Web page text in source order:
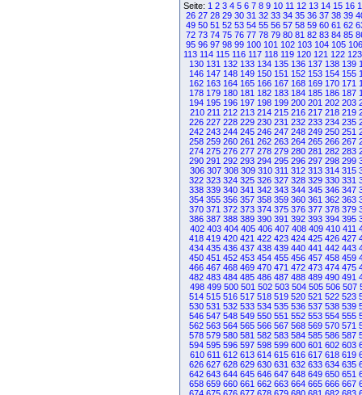
Seite: 1 2 3 4 5 6 7 8 9 10 11 12 13 14 15 16
26 27 28 29 30 31 32 33 34 35 36 37 38 39
49 50 51 52 53 54 55 56 57 58 59 60 61 62
72 73 74 75 76 77 78 79 80 81 82 83 84 85
95 96 97 98 99 100 101 102 103 104 105 106
113 114 115 116 117 118 119 120 121 122 123
130 131 132 133 134 135 136 137 138 139
146 147 148 149 150 151 152 153 154 155
162 163 164 165 166 167 168 169 170 171
178 179 180 181 182 183 184 185 186 187
194 195 196 197 198 199 200 201 202 203
210 211 212 213 214 215 216 217 218 219
226 227 228 229 230 231 232 233 234 235
242 243 244 245 246 247 248 249 250 251
258 259 260 261 262 263 264 265 266 267
274 275 276 277 278 279 280 281 282 283
290 291 292 293 294 295 296 297 298 299
306 307 308 309 310 311 312 313 314 315
322 323 324 325 326 327 328 329 330 331
338 339 340 341 342 343 344 345 346 347
354 355 356 357 358 359 360 361 362 363
370 371 372 373 374 375 376 377 378 379
386 387 388 389 390 391 392 393 394 395
402 403 404 405 406 407 408 409 410 411
418 419 420 421 422 423 424 425 426 427
434 435 436 437 438 439 440 441 442 443
450 451 452 453 454 455 456 457 458 459
466 467 468 469 470 471 472 473 474 475
482 483 484 485 486 487 488 489 490 491
498 499 500 501 502 503 504 505 506 507
514 515 516 517 518 519 520 521 522 523
530 531 532 533 534 535 536 537 538 539
546 547 548 549 550 551 552 553 554 555
562 563 564 565 566 567 568 569 570 571
578 579 580 581 582 583 584 585 586 587
594 595 596 597 598 599 600 601 602 603
610 611 612 613 614 615 616 617 618 619
626 627 628 629 630 631 632 633 634 635
642 643 644 645 646 647 648 649 650 651
658 659 660 661 662 663 664 665 666 667